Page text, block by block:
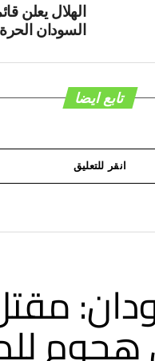
الهلال يعلن
السودان الحرة
تابع ايضا
انقر للتعليق
هجوم